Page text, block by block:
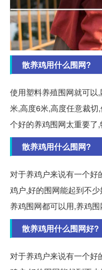
散养鸡用什么围网?
使用塑料养殖围网就可以
米,高度6米,高度任意裁
个好的养鸡围网太重要了,
散养鸡用什么围网?
对于养鸡户来说有一个好
鸡户,好的围网能起到不
养鸡围网都可以用,养鸡围
散养鸡用什么围网好?
对于养鸡户来说有一个好